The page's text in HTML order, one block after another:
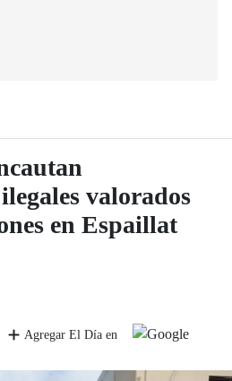
valorados
en Espaillat
Agregar El Día en